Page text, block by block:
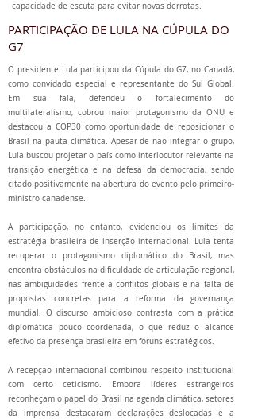
capacidade de escuta para evitar novas derrotas.
PARTICIPAÇÃO DE LULA NA CÚPULA DO
G7
O presidente Lula participou da Cúpula do G7, no Canadá,
como convidado especial e representante do Sul Global.
Em sua fala, defendeu o fortalecimento do
multilateralismo, cobrou maior protagonismo da ONU e
destacou a COP30 como oportunidade de reposicionar o
Brasil na pauta climática. Apesar de não integrar o grupo,
Lula buscou projetar o país como interlocutor relevante na
transição energética e na defesa da democracia, sendo
citado positivamente na abertura do evento pelo primeiro-
ministro canadense.
A participação, no entanto, evidenciou os limites da
estratégia brasileira de inserção internacional. Lula tenta
recuperar o protagonismo diplomático do Brasil, mas
encontra obstáculos na dificuldade de articulação regional,
nas ambiguidades frente a conflitos globais e na falta de
propostas concretas para a reforma da governança
mundial. O discurso ambicioso contrasta com a prática
diplomática pouco coordenada, o que reduz o alcance
efetivo da presença brasileira em fóruns estratégicos.
A recepção internacional combinou respeito institucional
com certo ceticismo. Embora líderes estrangeiros
reconheçam o papel do Brasil na agenda climática, setores
da imprensa destacaram declarações deslocadas e a